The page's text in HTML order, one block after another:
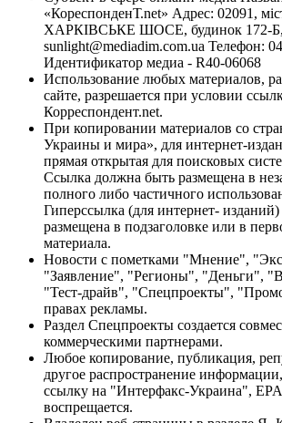
«КореспонденТ.net» Адрес: 02091,
ХАРКІВСЬКЕ ШОСЕ, будинок 172-Б,
sunlight@mediadim.com.ua Телефон:
Идентификатор медиа - R40-06068
Использование любых материалов,
сайте, разрешается при условии
Корреспондент.net.
При копировании материалов со
Украины и мира», для интернет-
прямая открытая для поисковых
Ссылка должна быть размещена в
полного либо частичного
Гиперссылка (для интернет-
размещена в подзаголовке или в
материала.
Новости с пометками "Мнение",
"Заявление", "Регионы", "Деньги",
"Тест-драйв", "Спецпроекты",
правах рекламы.
Раздел Спецпроекты создается
коммерческими партнерами.
Любое копирование, публикация,
другое распространение
ссылку на "Интерфакс-Украина",
воспрещается.